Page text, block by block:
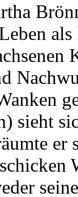
sieht
er